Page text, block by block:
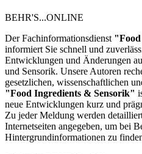
BEHR'S...ONLINE
Der Fachinformationsdienst "
informiert Sie schnell und
Entwicklungen und Änderungen
und Sensorik. Unsere Autoren
gesetzlichen, wissenschaftlichen
"Food Ingredients & Sensorik"
neue Entwicklungen kurz und
Zu jeder Meldung werden
Internetseiten angegeben, um bei
Hintergrundinformationen zu